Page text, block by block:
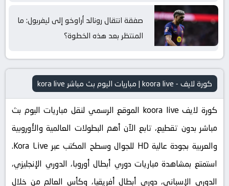
صفقة انتقال رونالد أراوخو إلى ليفربول: ما
المنتظر بعد هذه الخطوة؟
كورة لايف - koora live | مباريات اليوم بث مباشر kora live
كورة لايف koora live الموقع الرسمي لنقل مباريات اليوم بث
مباشر بدون تقطيع، تابع الآن أهم البطولات العالمية والأوروبية
والعربية بجودة عالية HD للجوال وسطح المكتب عبر Kora Live.
استمتع بمشاهدة مباريات دوري أبطال أوروبا، الدوري الإنجليزي،
الدوري الإسباني، دوري أبطال أفريقيا، وكأس العالم من خلال